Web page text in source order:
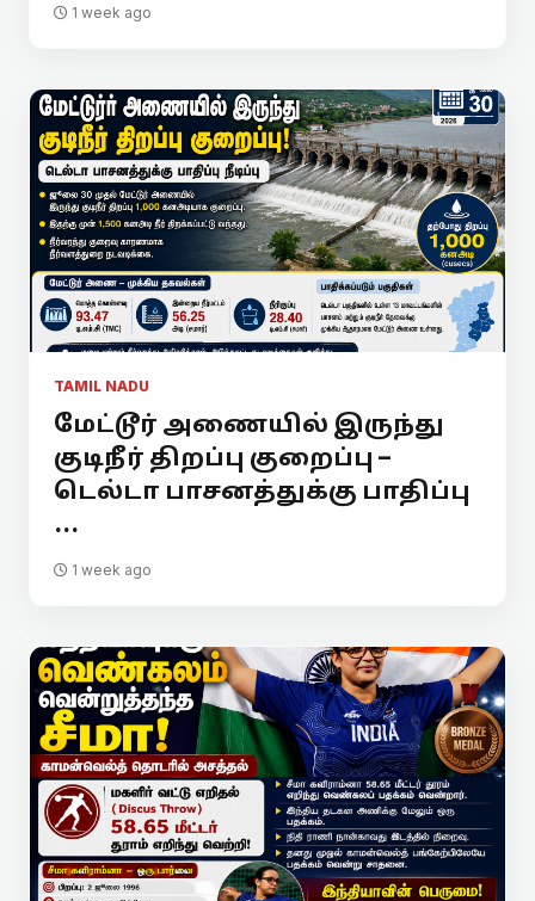
1 week ago
TAMIL NADU
மேட்டூர் அணையில் இருந்து
குடிநீர் திறப்பு குறைப்பு –
டெல்டா பாசனத்துக்கு பாதிப்பு
...
1 week ago